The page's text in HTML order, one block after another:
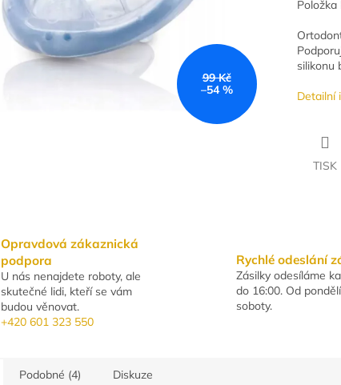
99 Kč
–54 %
silikonu
Detailní
TISK
Opravdová zákaznická
podpora
U nás nenajdete roboty, ale
skutečné lidi, kteří se vám
budou věnovat.
+420 601 323 550
Rychlé odeslání
Zásilky odesíláme
do 16:00. Od
soboty.
Podobné (4) Diskuze